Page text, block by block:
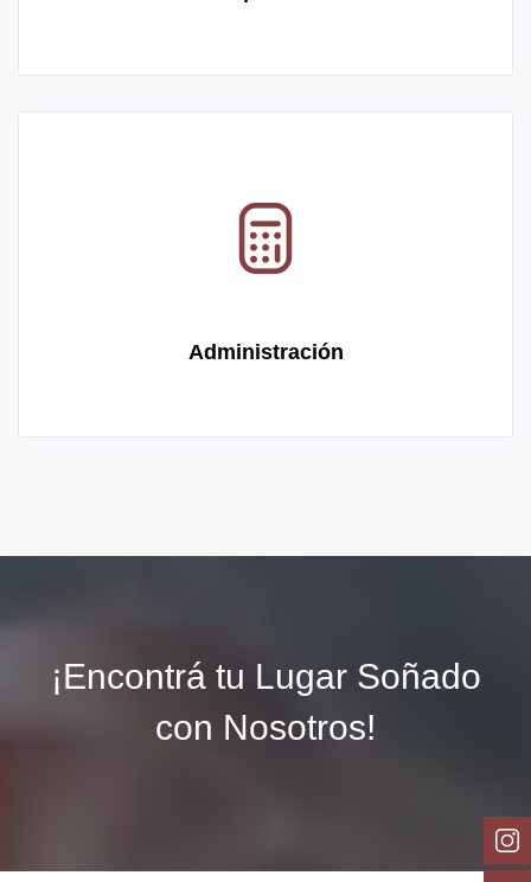
Administración
¡Encontrá tu Lugar Soñado
con Nosotros!